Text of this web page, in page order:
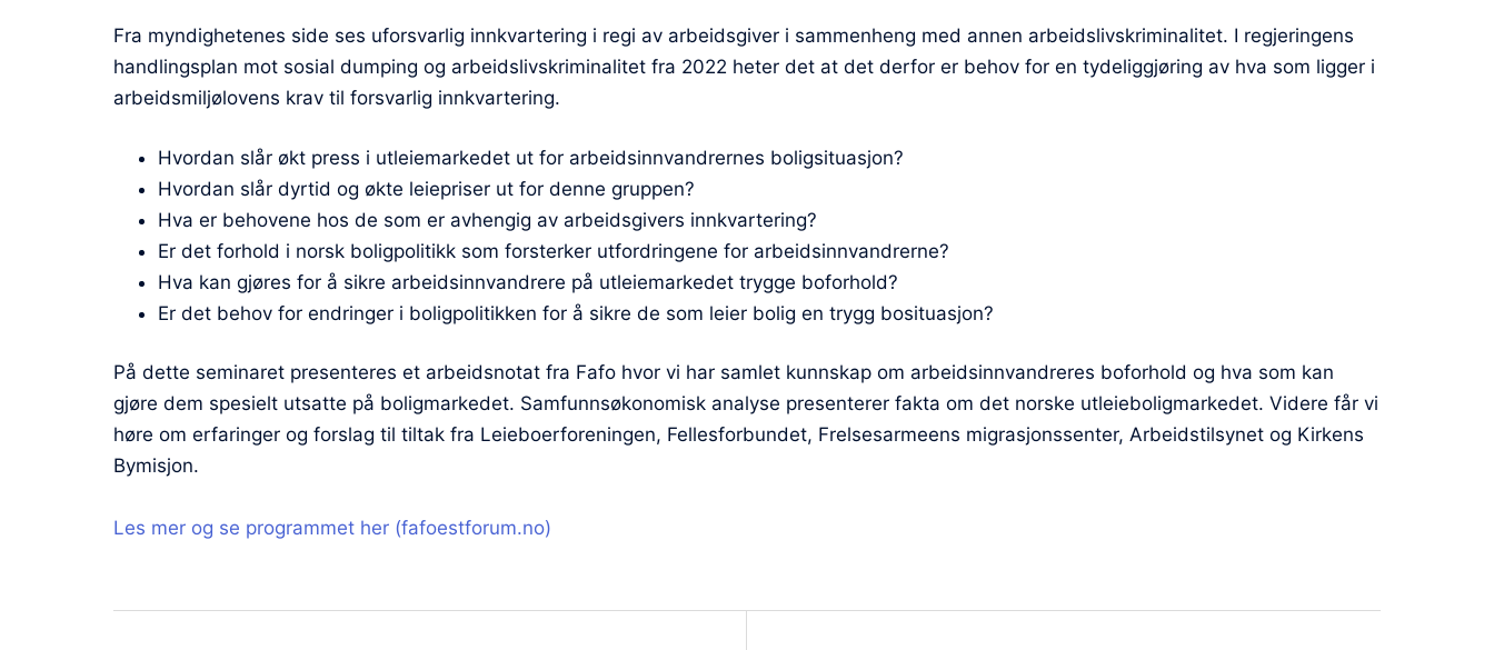
Fra myndighetenes side ses uforsvarlig innkvartering i regi av arbeidsgiver i sammenheng med annen arbeidslivskriminalitet. I regjeringens
handlingsplan mot sosial dumping og arbeidslivskriminalitet fra 2022 heter det at det derfor er behov for en tydeliggjøring av hva som ligger i
arbeidsmiljølovens krav til forsvarlig innkvartering.
Hvordan slår økt press i utleiemarkedet ut for arbeidsinnvandrernes boligsituasjon?
Hvordan slår dyrtid og økte leiepriser ut for denne gruppen?
Hva er behovene hos de som er avhengig av arbeidsgivers innkvartering?
Er det forhold i norsk boligpolitikk som forsterker utfordringene for arbeidsinnvandrerne?
Hva kan gjøres for å sikre arbeidsinnvandrere på utleiemarkedet trygge boforhold?
Er det behov for endringer i boligpolitikken for å sikre de som leier bolig en trygg bosituasjon?
På dette seminaret presenteres et arbeidsnotat fra Fafo hvor vi har samlet kunnskap om arbeidsinnvandreres boforhold og hva som kan
gjøre dem spesielt utsatte på boligmarkedet. Samfunnsøkonomisk analyse presenterer fakta om det norske utleieboligmarkedet. Videre får vi
høre om erfaringer og forslag til tiltak fra Leieboerforeningen, Fellesforbundet, Frelsesarmeens migrasjonssenter, Arbeidstilsynet og Kirkens
Bymisjon.
Les mer og se programmet her (fafoestforum.no)